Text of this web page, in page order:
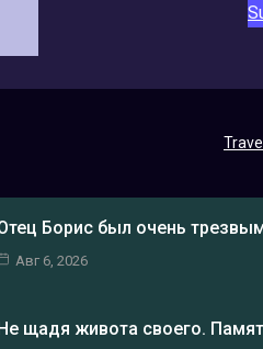
Travel
Борис был очень
Авг 6, 2026
Не щадя живота своего.